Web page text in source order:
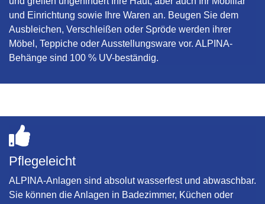
und Einrichtung sowie Ihre Waren an. Beugen Sie dem
Ausbleichen, Verschleißen oder Spröde werden ihrer
Möbel, Teppiche oder Ausstellungsware vor. ALPINA-
Behänge sind 100 % UV-beständig.
Pflegeleicht
ALPINA-Anlagen sind absolut wasserfest und abwaschbar.
Sie können die Anlagen in Badezimmer, Küchen oder